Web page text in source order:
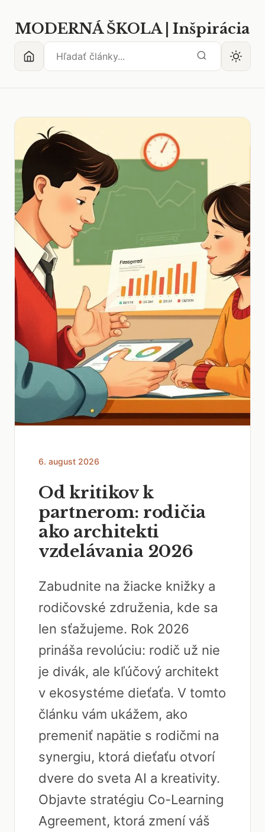
MODERNÁ ŠKOLA | Inšpirácia
6. august 2026
Od kritikov k
partnerom: rodičia
ako architekti
vzdelávania 2026
Zabudnite na žiacke knižky a
rodičovské združenia, kde sa
len sťažujeme. Rok 2026
prináša revolúciu: rodič už nie
je divák, ale kľúčový architekt
v ekosystéme dieťaťa. V tomto
článku vám ukážem, ako
premeniť napätie s rodičmi na
synergiu, ktorá dieťaťu otvorí
dvere do sveta AI a kreativity.
Objavte stratégiu Co-Learning
Agreement, ktorá zmení váš